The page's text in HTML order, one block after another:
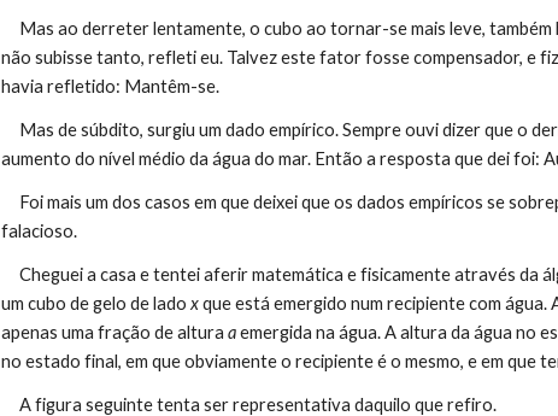
não subisse tanto, refleti eu. Talvez este fator fosse compensador, e
havia refletido: Mantêm-se.
aumento do nível médio da água do mar. Então a resposta que dei foi:
falacioso.
     Cheguei a casa e tentei aferir matemática e fisicamente através da álgebra qual o resultado correto. Exponho aqui esse raciocínio: Imaginemos
um cubo de gelo de lado x que está emergido num recipiente com
apenas uma fração de altura a emergida na água. A altura da água no
no estado final, em que obviamente o recipiente é o mesmo, e em que
     A figura seguinte tenta ser representativa daquilo que refiro.